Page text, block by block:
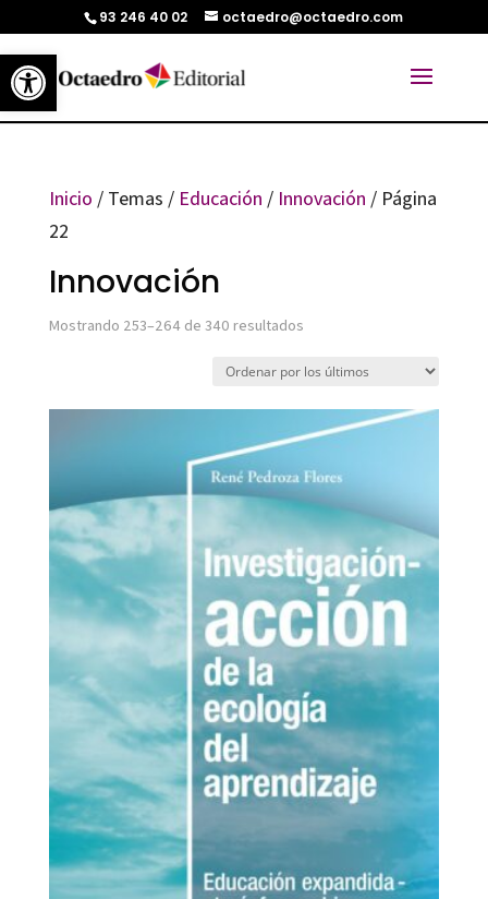
Abrir barra de herramientas
93 246 40 02 octaedro@octaedro.com
Inicio / Temas / Educación / Innovación / Página
22
Innovación
Mostrando 253–264 de 340 resultadosOrdenado
últimos